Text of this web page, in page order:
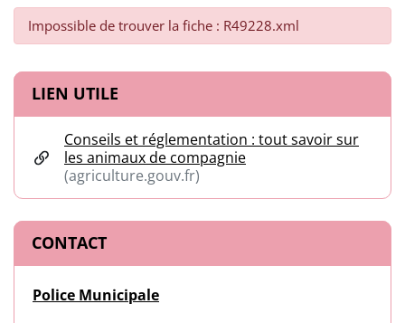
Impossible de trouver la fiche : R49228.xml
Informations complémentaires
LIEN UTILE
Conseils et réglementation : tout savoir sur
les animaux de compagnie
(agriculture.gouv.fr)
CONTACT
Police Municipale